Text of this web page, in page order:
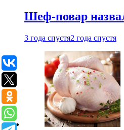
Шеф-повар
3 года спустя2 года спустя